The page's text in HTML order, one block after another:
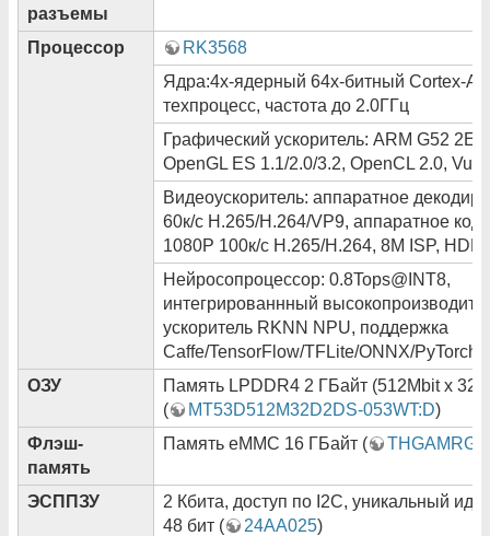
разъемы
Процессор
RK3568
Ядра:4х-ядерный 64х-битный Cortex-
техпроцесс, частота до 2.0ГГц
Графический ускоритель: ARM G52
OpenGL ES 1.1/2.0/3.2, OpenCL 2.0,
Видеоускоритель: аппаратное
60к/с H.265/H.264/VP9, аппаратное
1080P 100к/с H.265/H.264, 8M ISP, HDR
Нейросопроцессор: 0.8Tops@INT8,
интегрированнный
ускоритель RKNN NPU, поддержка
Caffe/TensorFlow/TFLite/ONNX/PyTorch/
ОЗУ
Память LPDDR4 2 ГБайт (512Mbit x 32)
(
MT53D512M32D2DS-053WT:D)
Флэш-
память
Память eMMC 16 ГБайт (
ЭСППЗУ
2 Кбита, доступ по I2C, уникальный
48 бит (
24AA025)